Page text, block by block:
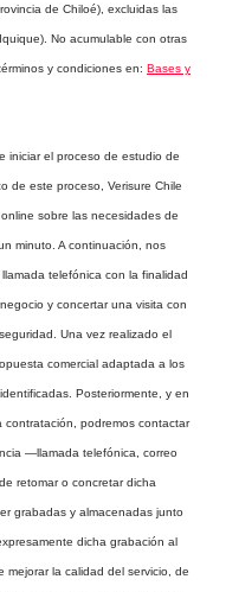
de Chiloé), excluidas las
No acumulable con otras
y condiciones en: Bases y
iniciar el proceso de estudio de
de este proceso, Verisure Chile
sobre las necesidades de
minuto. A continuación, nos
telefónica con la finalidad
y concertar una visita con
Una vez realizado el
comercial adaptada a los
Posteriormente, y en
podremos contactar
—llamada telefónica, correo
retomar o concretar dicha
grabadas y almacenadas junto
dicha grabación al
la calidad del servicio, de